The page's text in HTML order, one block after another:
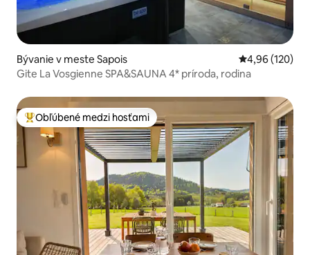
Bývanie v meste Sapois Priemerné
4,96 (120)
Gite La Vosgienne SPA&SAUNA 4* príroda, rodina
Najobľúbenejšie medzi hosťami
Obľúbené medzi hosťami